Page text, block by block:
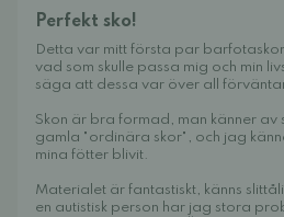
Perfekt sko!
Detta var mitt första par
vad som skulle passa mig och min
säga att dessa var över all
Skon är bra formad, man känner av
gamla "ordinära skor", och jag
mina fötter blivit.
Materialet är fantastiskt, känns
en autistisk person har jag stora